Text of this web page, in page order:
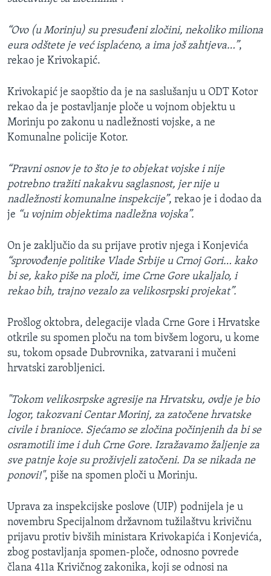
“Ovo (u Morinju) su presuđeni zločini, nekoliko miliona
eura odštete je već isplaćeno, a ima još zahtjeva…”,
rekao je Krivokapić.
Krivokapić je saopštio da je na saslušanju u ODT Kotor
rekao da je postavljanje ploče u vojnom objektu u
Morinju po zakonu u nadležnosti vojske, a ne
Komunalne policije Kotor.
“Pravni osnov je to što je to objekat vojske i nije
potrebno tražiti nakakvu saglasnost, jer nije u
nadležnosti komunalne inspekcije”, rekao je i dodao da
je “u vojnim objektima nadležna vojska”.
On je zaključio da su prijave protiv njega i Konjevića
“sprovođenje politike Vlade Srbije u Crnoj Gori… kako
bi se, kako piše na ploči, ime Crne Gore ukaljalo, i
rekao bih, trajno vezalo za velikosrpski projekat”.
Prošlog oktobra, delegacije vlada Crne Gore i Hrvatske
otkrile su spomen ploču na tom bivšem logoru, u kome
su, tokom opsade Dubrovnika, zatvarani i mučeni
hrvatski zarobljenici.
"Tokom velikosrpske agresije na Hrvatsku, ovdje je bio
logor, takozvani Centar Morinj, za zatočene hrvatske
civile i branioce. Sjećamo se zločina počinjenih da bi se
osramotili ime i duh Crne Gore. Izražavamo žaljenje za
sve patnje koje su proživjeli zatočeni. Da se nikada ne
ponovi!", piše na spomen ploči u Morinju.
Uprava za inspekcijske poslove (UIP) podnijela je u
novembru Specijalnom državnom tužilaštvu krivičnu
prijavu protiv bivših ministara Krivokapića i Konjevića,
zbog postavljanja spomen-ploče, odnosno povrede
člana 411a Krivičnog zakonika, koji se odnosi na